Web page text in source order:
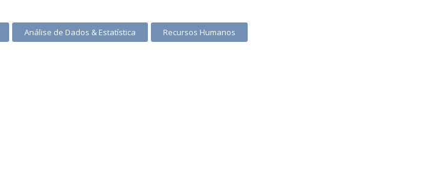
Análise de Dados & Estatística Recursos Humanos